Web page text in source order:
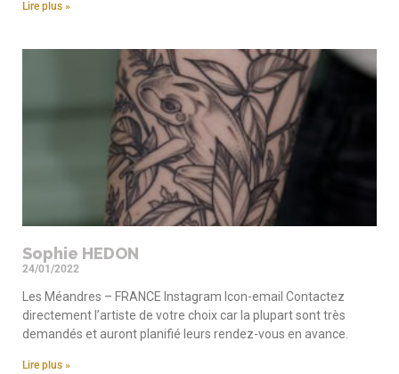
Lire plus »
Sophie HEDON
24/01/2022
Les Méandres – FRANCE Instagram Icon-email Contactez
directement l’artiste de votre choix car la plupart sont très
demandés et auront planifié leurs rendez-vous en avance.
Lire plus »